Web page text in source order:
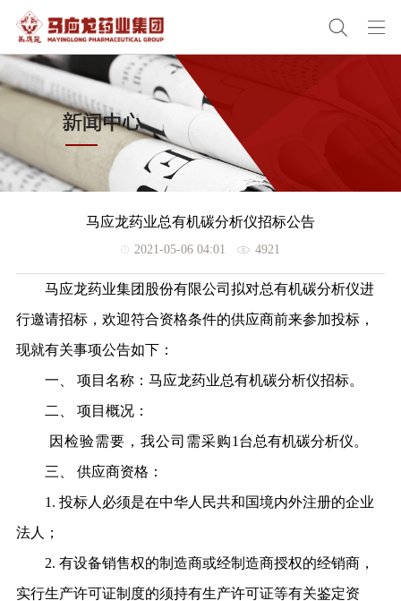
马应龙药业总有机碳分析仪招标公告
2021-05-06 04:01 4921
马应龙药业集团股份有限公司拟对总有机碳分析仪进
行邀请招标，欢迎符合资格条件的供应商前来参加投标，
现就有关事项公告如下：
一、 项目名称： 马应龙药业总有机碳分析仪招标。
二、 项目概况：
因检验需要，我公司需采购1 台总有机碳分析仪。
三、 供应商资格：
1. 投标人必须是在中华人民共和国境内外注册的企业
法人；
2. 有设备销售权的制造商或经制造商授权的经销商，
实行生产许可证制度的须持有生产许可证等有关鉴定资